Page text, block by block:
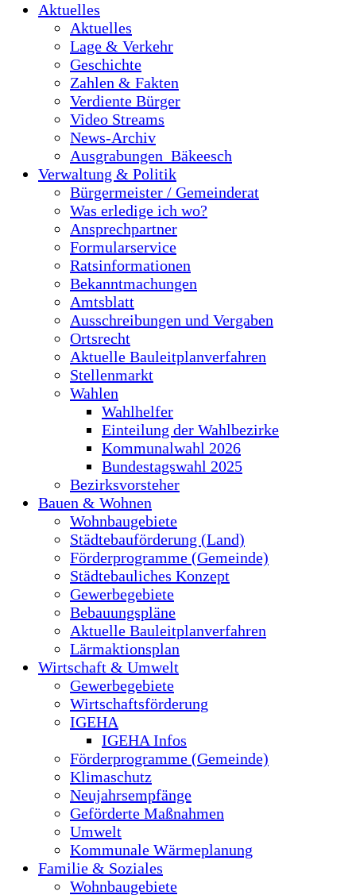
Aktuelles
Aktuelles
Lage & Verkehr
Geschichte
Zahlen & Fakten
Verdiente Bürger
Video Streams
News-Archiv
Ausgrabungen_Bäkeesch
Verwaltung & Politik
Bürgermeister / Gemeinderat
Was erledige ich wo?
Ansprechpartner
Formularservice
Ratsinformationen
Bekanntmachungen
Amtsblatt
Ausschreibungen und Vergaben
Ortsrecht
Aktuelle Bauleitplanverfahren
Stellenmarkt
Wahlen
Wahlhelfer
Einteilung der Wahlbezirke
Kommunalwahl 2026
Bundestagswahl 2025
Bezirksvorsteher
Bauen & Wohnen
Wohnbaugebiete
Städtebauförderung (Land)
Förderprogramme (Gemeinde)
Städtebauliches Konzept
Gewerbegebiete
Bebauungspläne
Aktuelle Bauleitplanverfahren
Lärmaktionsplan
Wirtschaft & Umwelt
Gewerbegebiete
Wirtschaftsförderung
IGEHA
IGEHA Infos
Förderprogramme (Gemeinde)
Klimaschutz
Neujahrsempfänge
Geförderte Maßnahmen
Umwelt
Kommunale Wärmeplanung
Familie & Soziales
Wohnbaugebiete